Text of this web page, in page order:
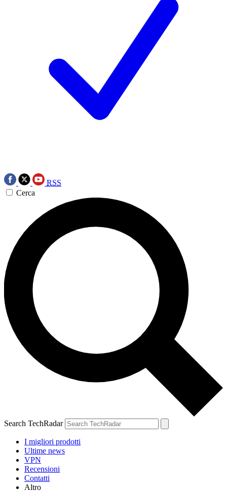
RSS
Cerca
Search TechRadar
I migliori prodotti
Ultime news
VPN
Recensioni
Contatti
Altro